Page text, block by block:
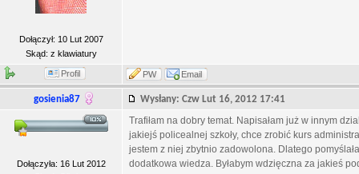
Dołączył: 10 Lut 2007
Skąd: z klawiatury
Profil PW Email
gosienia87 Wysłany: Czw Lut 16, 2012 17:41
Dołączyła: 16 Lut 2012
Trafiłam na dobry temat. Napisałam już w innym
jakiejś policealnej szkoły, chce zrobić kurs
jestem z niej zbytnio zadowolona. Dlatego
dodatkowa wiedza. Byłabym wdzięczna za jakieś